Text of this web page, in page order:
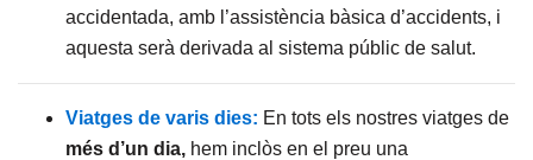
accidentada, amb l’assistència bàsica d’accidents, i
aquesta serà derivada al sistema públic de salut.
Viatges de varis dies: En tots els nostres viatges de
més d’un dia, hem inclòs en el preu una